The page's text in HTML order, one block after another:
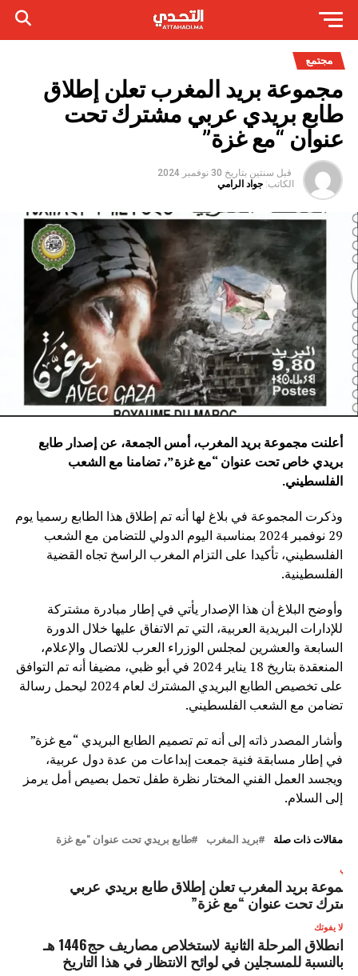
مجتمع
مجموعة بريد المغرب تعلن إطلاق
طابع بريدي عربي مشترك تحت
عنوان “مع غزة”
قبل سنتين بتاريخ 30 نوفمبر 2024
الكاتب: جواد الرامي
أعلنت مجموعة بريد المغرب، أمس الجمعة، عن إصدار طابع
بريدي خاص تحت عنوان “مع غزة”، تضامنا مع الشعب
الفلسطيني.
وذكرت المجموعة في بلاغ لها أنه تم إطلاق هذا الطابع رسميا يوم
29 نوفمبر 2024 بمناسبة اليوم الدولي للتضامن مع الشعب
الفلسطيني، تأكيدا على التزام المغرب الراسخ تجاه القضية
الفلسطينية.
وأوضح البلاغ أن هذا الإصدار يأتي في إطار مبادرة مشتركة
للإدارات البريدية العربية، التي تم الاتفاق عليها خلال الدورة
السابعة والعشرين لمجلس الوزراء العرب للاتصال والإعلام،
المنعقدة بتاريخ 18 يناير 2024 في أبو ظبي، مضيفا أنه تم التوافق
على تخصيص الطابع البريدي المشترك لعام 2024 ليحمل رسالة
تضامن مع الشعب الفلسطيني.
وأشار المصدر ذاته إلى أنه تم تصميم الطابع البريدي “مع غزة”
في إطار مسابقة فنية جمعت إبداعات من عدة دول عربية،
ويجسد العمل الفني المختار نظرة طفل تحمل بصيص أمل يرمز
إلى السلام.
مقالات ذات صلة بريد المغرب طابع بريدي تحت عنوان "مع غزة
بريد المغرب تعلن إطلاق طابع بريدي عربي
تحت عنوان “مع غزة”
لا يفوتك
انطلاق المرحلة الثانية لاستخلاص مصاريف حج1446 هـ
بالنسبة للمسجلين في لوائح الانتظار في هذا التاريخ